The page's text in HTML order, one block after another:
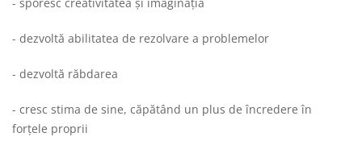
- dezvoltă abilitatea de rezolvare a problemelor
- dezvoltă răbdarea
- cresc stima de sine, căpătând un plus de încredere în
forțele proprii